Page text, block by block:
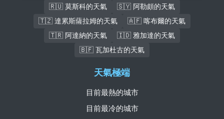
🇷🇺 莫斯科的天氣
🇸🇾 阿勒頗的天氣
🇹🇿 達累斯薩拉姆的天氣
🇦🇫 喀布爾的天氣
🇹🇷 阿達納的天氣
🇮🇩 雅加達的天氣
🇧🇫 瓦加杜古的天氣
天氣極端
目前最熱的城市
目前最冷的城市